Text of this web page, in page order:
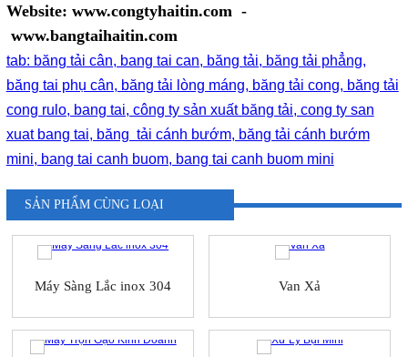
Website: www.congtyhaitin.com -
www.bangtaihaitin.com
tab: băng tải cân, bang tai can, băng tải, băng tải phẳng,
băng tai phụ cân, băng tải lòng máng, băng tải cong, băng tải
cong rulo, bang tai, công ty sản xuất băng tải, cong ty san
xuat bang tai, băng tải cánh bướm, băng tải cánh bướm
mini, bang tai canh buom, bang tai canh buom mini
SẢN PHẨM CÙNG LOẠI
Máy Sàng Lắc inox 304 Van Xả